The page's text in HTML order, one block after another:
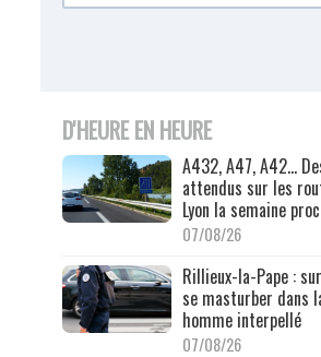
D'HEURE EN HEURE
A432, A47, A42…
attendus sur les
Lyon la semaine
07/08/26
Rillieux-la-Pape :
se masturber dans
homme interpellé
07/08/26